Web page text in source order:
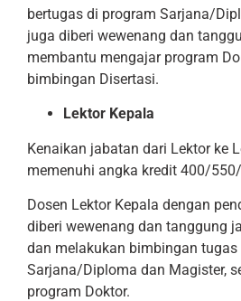
bertugas di program Sarjana/
juga diberi wewenang dan
membantu mengajar program
bimbingan Disertasi.
Lektor Kepala
Kenaikan jabatan dari Lektor ke
memenuhi angka kredit 400/
Dosen Lektor Kepala dengan
diberi wewenang dan tanggung
dan melakukan bimbingan
Sarjana/Diploma dan Magister,
program Doktor.